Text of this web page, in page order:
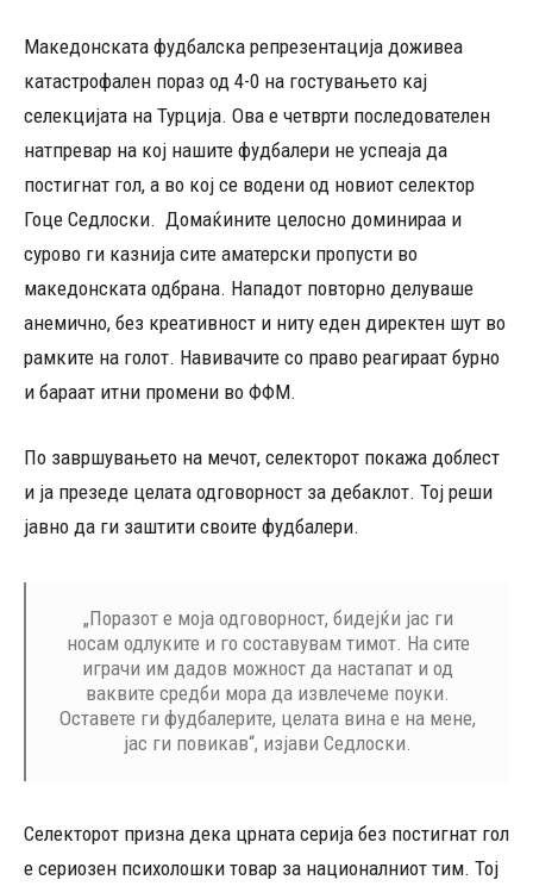
Македонската фудбалска репрезентација доживеа
катастрофален пораз од 4-0 на гостувањето кај
селекцијата на Турција. Ова е четврти последователен
натпревар на кој нашите фудбалери не успеаја да
постигнат гол, а во кој се водени од новиот селектор
Гоце Седлоски. Домаќините целосно доминираа и
сурово ги казнија сите аматерски пропусти во
македонската одбрана. Нападот повторно делуваше
анемично, без креативност и ниту еден директен шут во
рамките на голот. Навивачите со право реагираат бурно
и бараат итни промени во ФФМ.
По завршувањето на мечот, селекторот покажа доблест
и ја презеде целата одговорност за дебаклот. Тој реши
јавно да ги заштити своите фудбалери.
„Поразот е моја одговорност, бидејќи јас ги
носам одлуките и го составувам тимот. На сите
играчи им дадов можност да настапат и од
ваквите средби мора да извлечеме поуки.
Оставете ги фудбалерите, целата вина е на мене,
јас ги повикав“, изјави Седлоски.
Селекторот призна дека црната серија без постигнат гол
е сериозен психолошки товар за националниот тим. Тој